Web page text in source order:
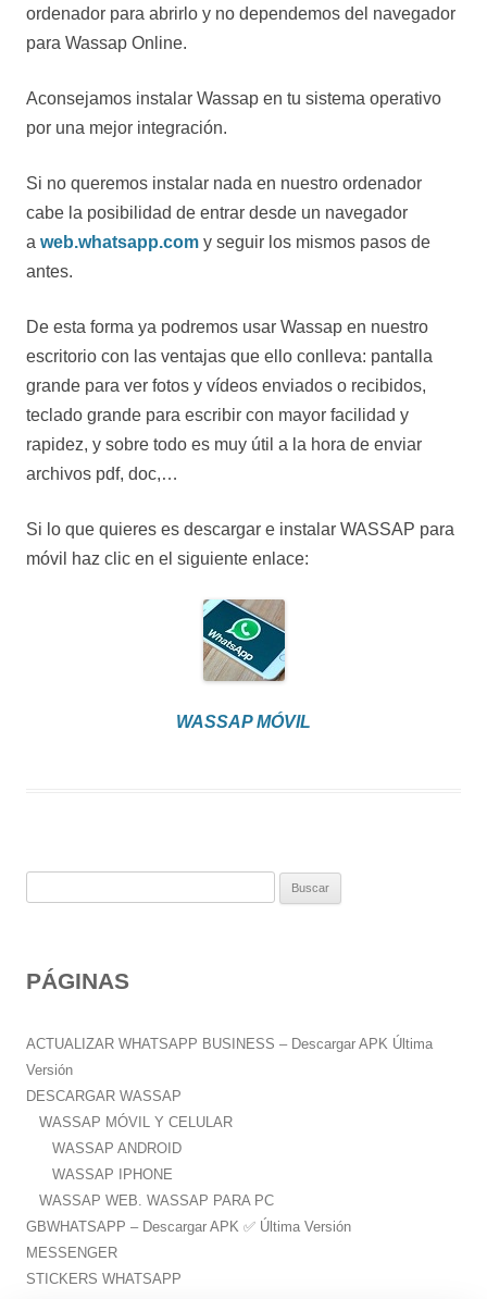
ordenador para abrirlo y no dependemos del navegador
para Wassap Online.
Aconsejamos instalar Wassap en tu sistema operativo
por una mejor integración.
Si no queremos instalar nada en nuestro ordenador
cabe la posibilidad de entrar desde un navegador
a web.whatsapp.com y seguir los mismos pasos de
antes.
De esta forma ya podremos usar Wassap en nuestro
escritorio con las ventajas que ello conlleva: pantalla
grande para ver fotos y vídeos enviados o recibidos,
teclado grande para escribir con mayor facilidad y
rapidez, y sobre todo es muy útil a la hora de enviar
archivos pdf, doc,…
Si lo que quieres es descargar e instalar WASSAP para
móvil haz clic en el siguiente enlace:
WASSAP MÓVIL
a
:
PÁGINAS
ACTUALIZAR WHATSAPP BUSINESS – Descargar APK Última
Versión
DESCARGAR WASSAP
WASSAP MÓVIL Y CELULAR
WASSAP ANDROID
WASSAP IPHONE
WASSAP WEB. WASSAP PARA PC
GBWHATSAPP – Descargar APK ✅️ Última Versión
MESSENGER
STICKERS WHATSAPP